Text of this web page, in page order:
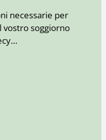
necessarie per
soggiorno